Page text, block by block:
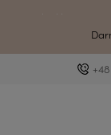
Drodzy klienci ze